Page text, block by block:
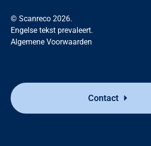
Contact
© Scanreco 2026.
Engelse tekst prevaleert.
Algemene Voorwaarden